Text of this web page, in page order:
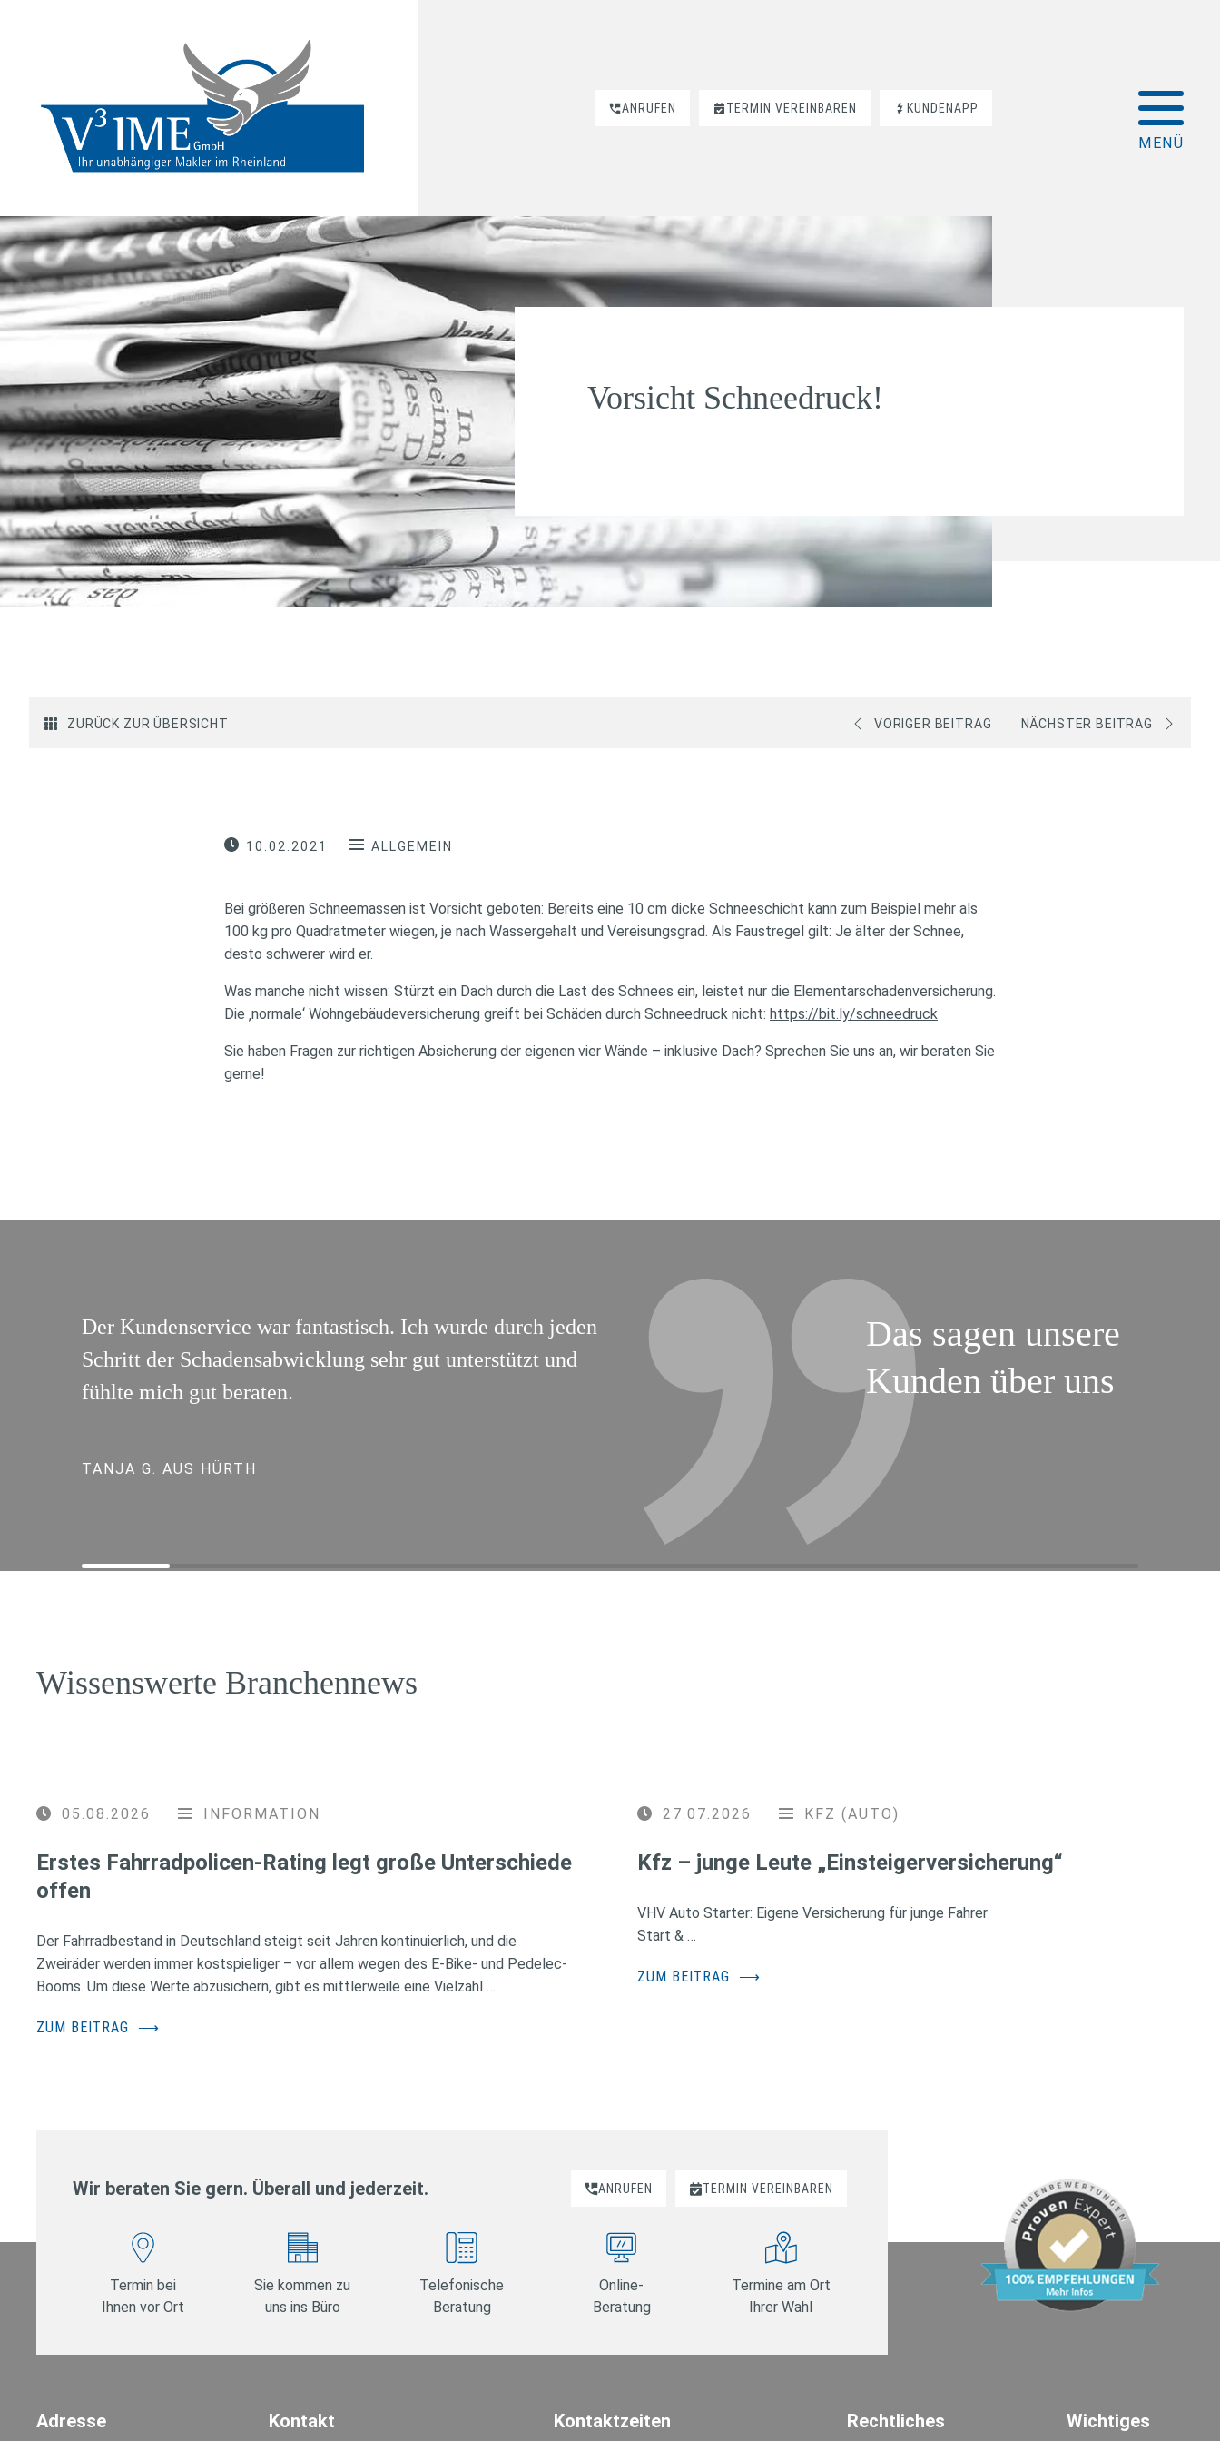
ANRUFEN TERMIN VEREINBAREN KUNDENAPP
Vorsicht Schneedruck!
ZURÜCK ZUR ÜBERSICHT VORIGER BEITRAG NÄCHSTER BEITRAG
10.02.2021 ALLGEMEIN
Bei größeren Schneemassen ist Vorsicht geboten: Bereits eine 10 cm dicke Schneeschicht kann zum Beispiel mehr als
100 kg pro Quadratmeter wiegen, je nach Wassergehalt und Vereisungsgrad. Als Faustregel gilt: Je älter der Schnee,
desto schwerer wird er.
Was manche nicht wissen: Stürzt ein Dach durch die Last des Schnees ein, leistet nur die Elementarschadenversicherung.
Die ‚normale‘ Wohngebäudeversicherung greift bei Schäden durch Schneedruck nicht: https://bit.ly/schneedruck
Sie haben Fragen zur richtigen Absicherung der eigenen vier Wände – inklusive Dach? Sprechen Sie uns an, wir beraten Sie
gerne!
Das sagen unsere
Kunden über uns
Der Kundenservice war fantastisch. Ich wurde durch jeden
Schritt der Schadensabwicklung sehr gut unterstützt und
fühlte mich gut beraten.
TANJA G. AUS HÜRTH
Wissenswerte Branchennews
05.08.2026 INFORMATION
Erstes Fahrradpolicen-Rating legt große Unterschiede
offen
Der Fahrradbestand in Deutschland steigt seit Jahren kontinuierlich, und die
Zweiräder werden immer kostspieliger – vor allem wegen des E-Bike- und Pedelec-
Booms. Um diese Werte abzusichern, gibt es mittlerweile eine Vielzahl …
ZUM BEITRAG ⟶
27.07.2026 KFZ (AUTO)
Kfz – junge Leute „Einsteigerversicherung“
VHV Auto Starter: Eigene Versicherung für junge Fahrer
Start & …
ZUM BEITRAG ⟶
Wir beraten Sie gern. Überall und jederzeit. ANRUFEN TERMIN VEREINBAREN
Termin bei
Ihnen vor Ort
Sie kommen zu
uns ins Büro
Telefonische
Beratung
Online-
Beratung
Termine am Ort
Ihrer Wahl
Adresse Kontakt Kontaktzeiten Rechtliches Wichtiges